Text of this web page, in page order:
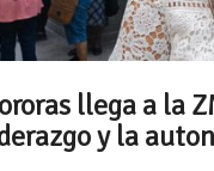
llega a la
y la